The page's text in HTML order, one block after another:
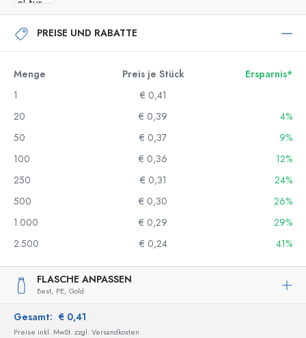
PREISE UND RABATTE
Menge Preis je Stück
Ersparnis*
1
€ 0,41
20
€ 0,39
4%
50
€ 0,37
9%
100
€ 0,36
12%
250
€ 0,31
24%
500
€ 0,30
26%
1.000
€ 0,29
29%
2.500
€ 0,24 41%
FLASCHE ANPASSEN
Best, PE, Gold
Gesamt: € 0,41
Preise inkl. MwSt. zzgl. Versandkosten